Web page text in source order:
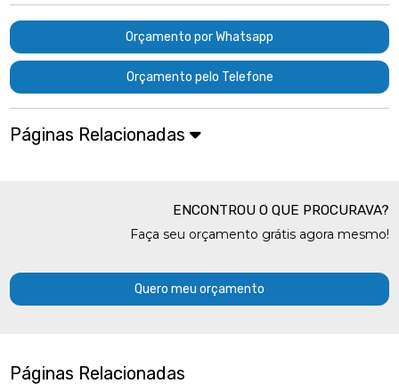
Orçamento por Whatsapp
Orçamento pelo Telefone
Páginas Relacionadas
ENCONTROU O QUE PROCURAVA?
Faça seu orçamento grátis agora mesmo!
Quero meu orçamento
Páginas Relacionadas